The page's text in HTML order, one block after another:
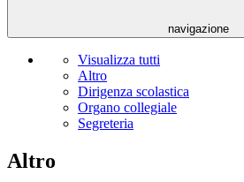
navigazione
Visualizza tutti
Altro
Dirigenza scolastica
Organo collegiale
Segreteria
Altro